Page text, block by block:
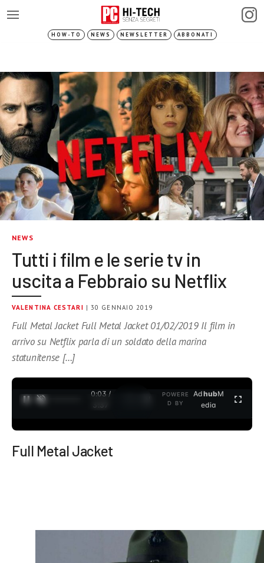
HOW-TO NEWS NEWSLETTER ABBONATI
NEWS
Tutti i film e le serie tv in
uscita a Febbraio su Netflix
VALENTINA CESTARI | 30 GENNAIO 2019
Full Metal Jacket Full Metal Jacket 01/02/2019 Il film in
arrivo su Netflix parla di un soldato della marina
statunitense […]
0:04 /
3:37
POWERE
D BY
AdhubM
edia
Full Metal Jacket